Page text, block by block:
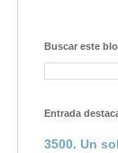
Buscar este
Entrada
3500. Un